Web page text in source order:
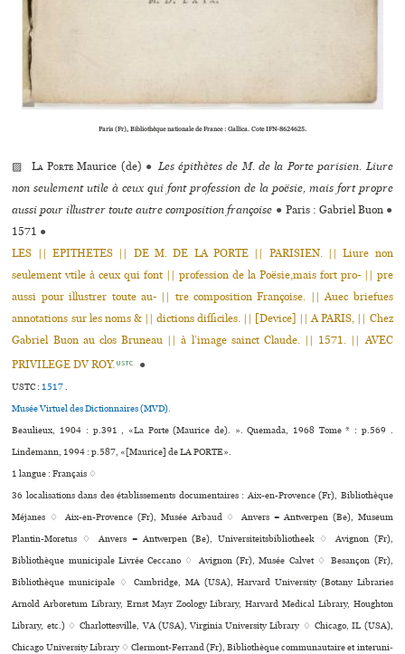
Paris (Fr), Bibliothèque natio­­­­nale de France : Gallica. Cote IFN-8624625.
▨La PorteMaurice (de) ● Les épithètes de M. de la Porte parisien. Liure
non seulement utile à ceux qui font profession de la poësie, mais fort propre
aussi pour illustrer toute autre composition françoise ● Paris : Gabriel Buon ●
1571 ●
LES || EPITHETES || DE M. DE LA PORTE || PARISIEN. || Liure non
seulement vtile à ceux qui font || profession de la Poësie,mais fort pro- || pre
aussi pour illustrer toute au- || tre composition Françoise. || Auec briefues
annotations sur les noms & || dictions difficiles. || [Device] || A PARIS, || Chez
Gabriel Buon au clos Bruneau || à l’image sainct Claude. || 1571. || AVEC
PRIVILEGE DV ROY. USTC ●
USTC : 1517.
Musée Virtuel des Dictionnaires (MVD).
Beaulieux, 1904 : p.391 , «La Porte (Maurice de). ». Quemada, 1968 Tome * : p.569 .
Lindemann, 1994 : p.587, «[Maurice] de LA PORTE».
1 langue :Français ♢
36 localisations dans des établissements documentaires : Aix-en-Provence (Fr), Bibliothèque
Méjanes ♢ Aix-en-Provence (Fr), Musée Arbaud ♢ Anvers = Antwerpen (Be), Museum
Plantin-Moretus ♢ Anvers = Antwerpen (Be), Universiteitsbibliotheek ♢ Avignon (Fr),
Bibliothèque muni­ci­pale Livrée Ceccano ♢ Avignon (Fr), Musée Calvet ♢ Besançon (Fr),
Bibliothèque muni­ci­pale ♢ Cambridge, MA (USA), Harvard University (Botany Libraries
Arnold Arboretum Library, Ernst Mayr Zoology Library, Harvard Medical Library, Houghton
Library, etc.) ♢ Charlottesville, VA (USA), Virginia University Library ♢ Chicago, IL (USA),
Chicago University Library ♢ Clermont-Ferrand (Fr), Bibliothèque com­mu­nau­taire et inte­ru­ni­